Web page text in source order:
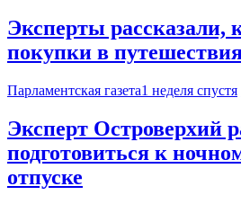
Эксперты рассказали,
покупки в
Парламентская газета1 неделя спустя
Эксперт Островерхий
подготовиться к
отпуске